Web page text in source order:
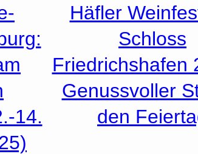
14.
Häfler
Schloss
Friedrichshafen
Genussvoller
den